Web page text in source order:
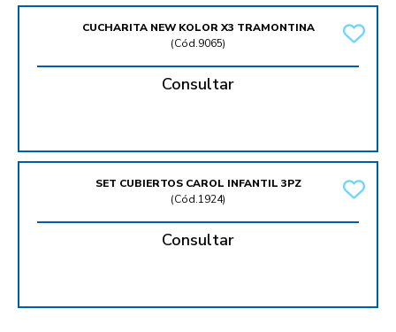
CUCHARITA NEW KOLOR X3 TRAMONTINA
(Cód.9065)
Consultar
SET CUBIERTOS CAROL INFANTIL 3PZ
(Cód.1924)
Consultar